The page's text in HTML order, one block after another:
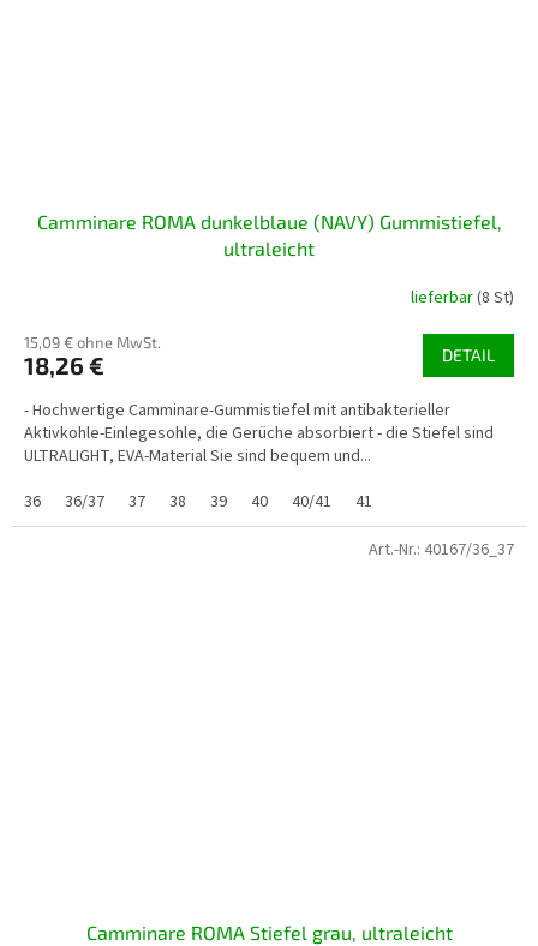
Camminare ROMA dunkelblaue (NAVY) Gummistiefel,
ultraleicht
lieferbar(8 St)
15,09 € ohne MwSt.
18,26 € DETAIL
- Hochwertige Camminare-Gummistiefel mit antibakterieller
Aktivkohle-Einlegesohle, die Gerüche absorbiert - die Stiefel sind
ULTRALIGHT, EVA-Material Sie sind bequem und...
36
36/37 37 38 39 40 40/41 41
Camminare ROMA Stiefel grau, ultraleicht
Art.-Nr.: 40167/36_37